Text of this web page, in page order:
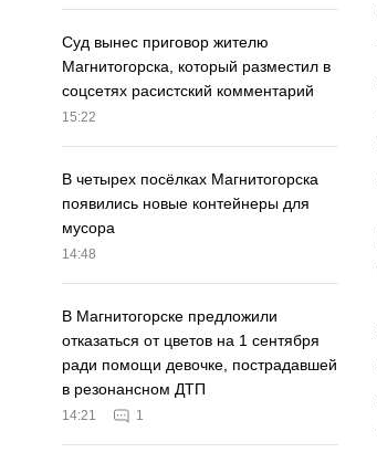
Суд вынес приговор жителю
Магнитогорска, который разместил в
соцсетях расистский комментарий
15:22
В четырех посёлках Магнитогорска
появились новые контейнеры для
мусора
14:48
В Магнитогорске предложили
отказаться от цветов на 1 сентября
ради помощи девочке, пострадавшей
в резонансном ДТП
14:21 1